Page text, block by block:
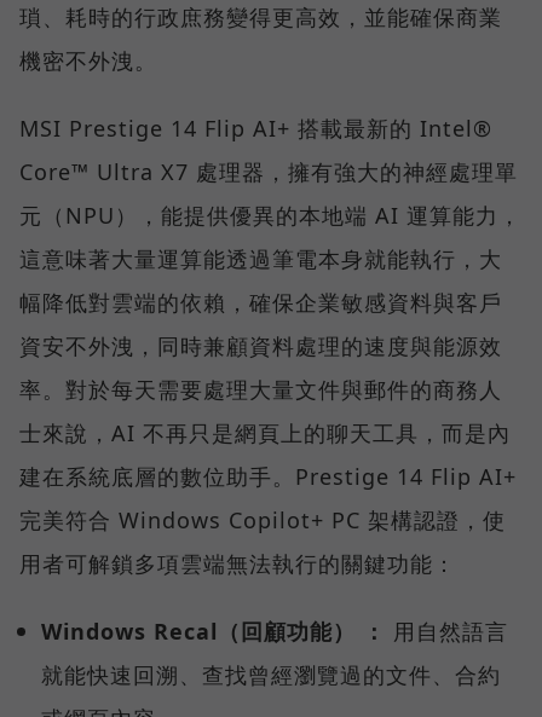
瑣、耗時的行政庶務變得更高效，並能確保商業
機密不外洩。
MSI Prestige 14 Flip AI+ 搭載最新的 Intel®
Core™ Ultra X7 處理器，擁有強大的神經處理單
元（NPU），能提供優異的本地端 AI 運算能力，
這意味著大量運算能透過筆電本身就能執行，大
幅降低對雲端的依賴，確保企業敏感資料與客戶
資安不外洩，同時兼顧資料處理的速度與能源效
率。對於每天需要處理大量文件與郵件的商務人
士來說，AI 不再只是網頁上的聊天工具，而是內
建在系統底層的數位助手。Prestige 14 Flip AI+
完美符合 Windows Copilot+ PC 架構認證，使
用者可解鎖多項雲端無法執行的關鍵功能：
Windows Recal（回顧功能） ：
用自然語言
就能快速回溯、查找曾經瀏覽過的文件、合約